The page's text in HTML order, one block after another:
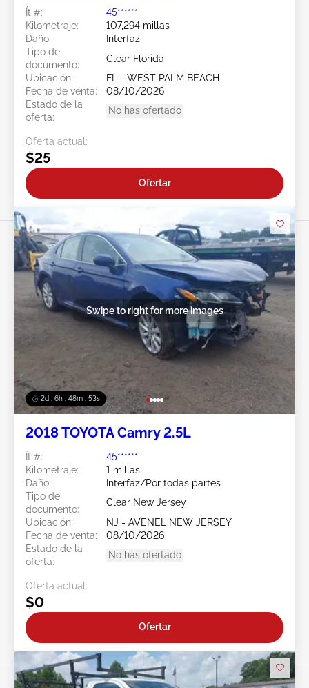
Ít #:
45******
Kilometraje:
107,294 millas
Daño:
Interfaz
Tipo de
documento:
Clear Florida
Ubicación:
FL - WEST PALM BEACH
Fecha de venta:
08/10/2026
Estado de la
oferta:
No has ofertado
Oferta actual:
$25
Ofertar
2d : 6h : 48m : 51s
Swipe to right for more images
2018 TOYOTA Camry 2.5L
Ít #:
45******
Kilometraje:
1 millas
Daño:
Interfaz/Por todas partes
Tipo de
documento:
Clear New Jersey
Ubicación:
NJ - AVENEL NEW JERSEY
Fecha de venta:
08/10/2026
Estado de la
oferta:
No has ofertado
Oferta actual:
$0
Ofertar